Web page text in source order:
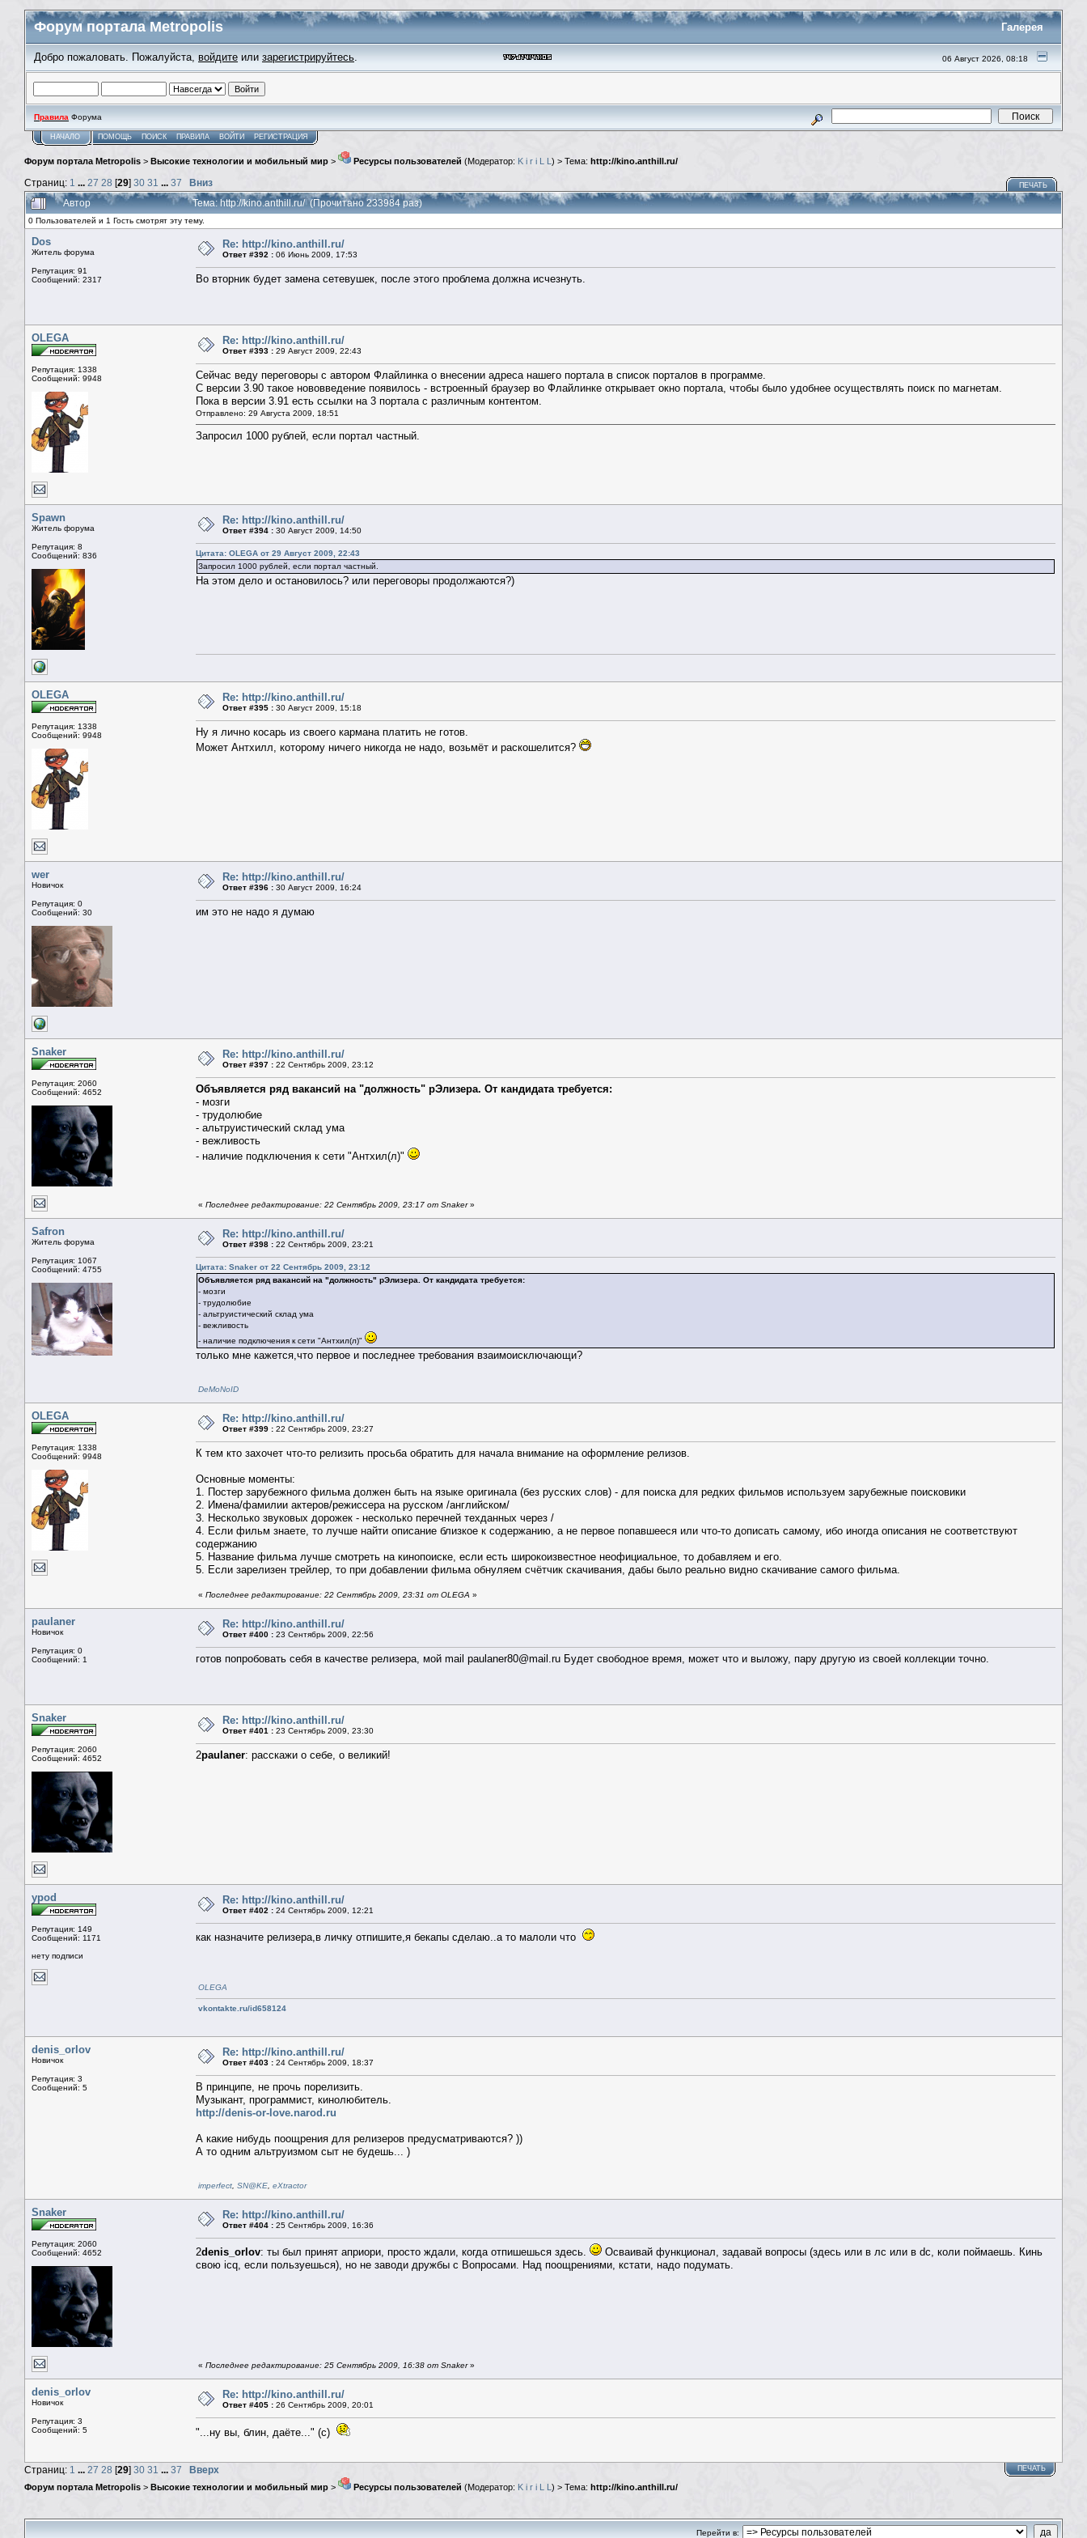
Форум портала Metropolis Галерея
Добро пожаловать. Пожалуйста, войдите или зарегистрируйтесь. 06 Август 2026, 08:18
Правила Форума
НАЧАЛО ПОМОЩЬ ПОИСК ПРАВИЛА ВОЙТИ РЕГИСТРАЦИЯ
Форум портала Metropolis > Высокие технологии и мобильный мир > Ресурсы пользователей (Модератор: K i r i L L ) > Тема: http://kino.anthill.ru/
Страниц: 1 ... 27 28 [29] 30 31 ... 37 Вниз ПЕЧАТЬ
Автор Тема: http://kino.anthill.ru/ (Прочитано 233984 раз)
0 Пользователей и 1 Гость смотрят эту тему.
Dos
Житель форума
Репутация: 91
Сообщений: 2317
Re: http://kino.anthill.ru/
Ответ #392 : 06 Июнь 2009, 17:53
Во вторник будет замена сетевушек, после этого проблема должна исчезнуть.
OLEGA
Репутация: 1338
Сообщений: 9948
Re: http://kino.anthill.ru/
Ответ #393 : 29 Август 2009, 22:43
Сейчас веду переговоры с автором Флайлинка о внесении адреса нашего портала в список порталов в программе.
С версии 3.90 такое нововведение появилось - встроенный браузер во Флайлинке открывает окно портала, чтобы было удобнее осуществлять поиск по магнетам.
Пока в версии 3.91 есть ссылки на 3 портала с различным контентом.
Отправлено: 29 Августа 2009, 18:51
Запросил 1000 рублей, если портал частный.
Spawn
Житель форума
Репутация: 8
Сообщений: 836
Re: http://kino.anthill.ru/
Ответ #394 : 30 Август 2009, 14:50
Цитата: OLEGA от 29 Август 2009, 22:43
Запросил 1000 рублей, если портал частный.
На этом дело и остановилось? или переговоры продолжаются?)
OLEGA
Репутация: 1338
Сообщений: 9948
Re: http://kino.anthill.ru/
Ответ #395 : 30 Август 2009, 15:18
Ну я лично косарь из своего кармана платить не готов.
Может Антхилл, которому ничего никогда не надо, возьмёт и раскошелится?
wer
Новичок
Репутация: 0
Сообщений: 30
Re: http://kino.anthill.ru/
Ответ #396 : 30 Август 2009, 16:24
им это не надо я думаю
Snaker
Репутация: 2060
Сообщений: 4652
Re: http://kino.anthill.ru/
Ответ #397 : 22 Сентябрь 2009, 23:12
Объявляется ряд вакансий на "должность" рЭлизера. От кандидата требуется:
- мозги
- трудолюбие
- альтруистический склад ума
- вежливость
- наличие подключения к сети "Антхил(л)"
« Последнее редактирование: 22 Сентябрь 2009, 23:17 от Snaker»
Safron
Житель форума
Репутация: 1067
Сообщений: 4755
Re: http://kino.anthill.ru/
Ответ #398 : 22 Сентябрь 2009, 23:21
Цитата: Snaker от 22 Сентябрь 2009, 23:12
Объявляется ряд вакансий на "должность" рЭлизера. От кандидата требуется:
- мозги
- трудолюбие
- альтруистический склад ума
- вежливость
- наличие подключения к сети "Антхил(л)"
только мне кажется,что первое и последнее требования взаимоисключающи?
DeMoNoID
OLEGA
Репутация: 1338
Сообщений: 9948
Re: http://kino.anthill.ru/
Ответ #399 : 22 Сентябрь 2009, 23:27
К тем кто захочет что-то релизить просьба обратить для начала внимание на оформление релизов.
Основные моменты:
1. Постер зарубежного фильма должен быть на языке оригинала (без русских слов) - для поиска для редких фильмов используем зарубежные поисковики
2. Имена/фамилии актеров/режиссера на русском /английском/
3. Несколько звуковых дорожек - несколько перечней техданных через /
4. Если фильм знаете, то лучше найти описание близкое к содержанию, а не первое попавшееся или что-то дописать самому, ибо иногда описания не соответствуют
содержанию
5. Название фильма лучше смотреть на кинопоиске, если есть широкоизвестное неофициальное, то добавляем и его.
5. Если зарелизен трейлер, то при добавлении фильма обнуляем счётчик скачивания, дабы было реально видно скачивание самого фильма.
« Последнее редактирование: 22 Сентябрь 2009, 23:31 от OLEGA »
paulaner
Новичок
Репутация: 0
Сообщений: 1
Re: http://kino.anthill.ru/
Ответ #400 : 23 Сентябрь 2009, 22:56
готов попробовать себя в качестве релизера, мой mail paulaner80@mail.ru Будет свободное время, может что и выложу, пару другую из своей коллекции точно.
Snaker
Репутация: 2060
Сообщений: 4652
Re: http://kino.anthill.ru/
Ответ #401 : 23 Сентябрь 2009, 23:30
2paulaner: расскажи о себе, о великий!
ypod
Репутация: 149
Сообщений: 1171
нету подписи
Re: http://kino.anthill.ru/
Ответ #402 : 24 Сентябрь 2009, 12:21
как назначите релизера,в личку отпишите,я бекапы сделаю..а то малоли что
OLEGA
vkontakte.ru/id658124
denis_orlov
Новичок
Репутация: 3
Сообщений: 5
Re: http://kino.anthill.ru/
Ответ #403 : 24 Сентябрь 2009, 18:37
В принципе, не прочь порелизить.
Музыкант, программист, кинолюбитель.
http://denis-or-love.narod.ru
А какие нибудь поощрения для релизеров предусматриваются? ))
А то одним альтруизмом сыт не будешь... )
imperfect, SN@KE, eXtractor
Snaker
Репутация: 2060
Сообщений: 4652
Re: http://kino.anthill.ru/
Ответ #404 : 25 Сентябрь 2009, 16:36
2denis_orlov: ты был принят априори, просто ждали, когда отпишешься здесь.
Осваивай функционал, задавай вопросы (здесь или в лс или в dc, коли поймаешь. Кинь
свою icq, если пользуешься), но не заводи дружбы с Вопросами. Над поощрениями, кстати, надо подумать.
« Последнее редактирование: 25 Сентябрь 2009, 16:38 от Snaker»
denis_orlov
Новичок
Репутация: 3
Сообщений: 5
Re: http://kino.anthill.ru/
Ответ #405 : 26 Сентябрь 2009, 20:01
"...ну вы, блин, даёте..." (с)
Страниц: 1 ... 27 28 [29] 30 31 ... 37 Вверх ПЕЧАТЬ
Форум портала Metropolis > Высокие технологии и мобильный мир > Ресурсы пользователей (Модератор: K i r i L L ) > Тема: http://kino.anthill.ru/
Перейти в: